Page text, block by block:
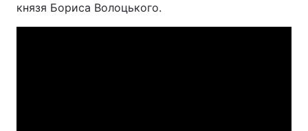
князя Бориса Волоцького.